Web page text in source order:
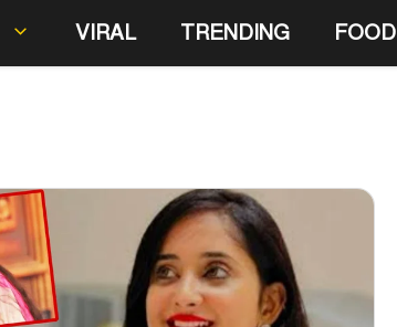
VIRAL TRENDING FOOD